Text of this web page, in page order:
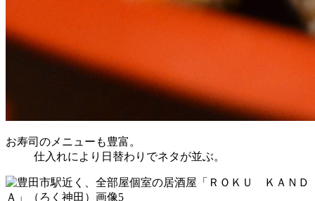
お寿司のメニューも豊富。
仕入れにより日替わりでネタが並ぶ。